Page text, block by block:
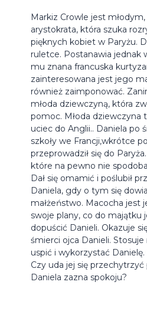
Markiz Crowle jest
arystokrata, która szuka
pięknych kobiet w Paryżu.
ruletce. Postanawia jednak
mu znana francuska
zainteresowana jest jego
również zaimponować.
młoda dziewczyną, która
pomoc. Młoda dziewczyna
uciec do Anglii.. Daniela po
szkoły we Francji,wkrótce
przeprowadził się do
które na pewno nie
Dał się omamić i poślubił
Daniela, gdy o tym się
małżeństwo. Macocha jest
swoje plany, co do majątku
dopuścić Danieli. Okazuje
śmierci ojca Danieli.
uspić i wykorzystać
Czy uda jej się
Daniela zazna spokoju?